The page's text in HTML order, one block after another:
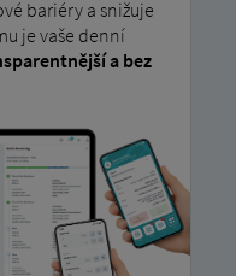
bariéry a snižuje
je vaše denní
a bez